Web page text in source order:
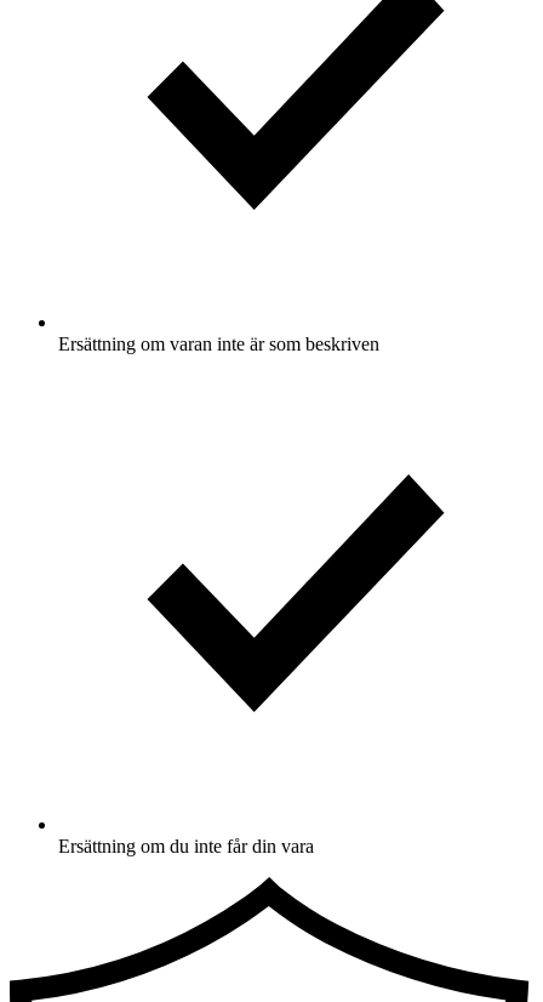
Ersättning om varan inte är som beskriven
Ersättning om du inte får din vara